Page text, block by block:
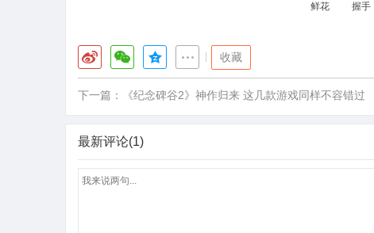
鲜花 握手
收藏
下一篇： 《纪念碑谷2》神作归来 这几款游戏同样不容错过
最新评论(1)